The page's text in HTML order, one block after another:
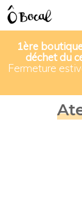
1ère
déchet du
Fermeture